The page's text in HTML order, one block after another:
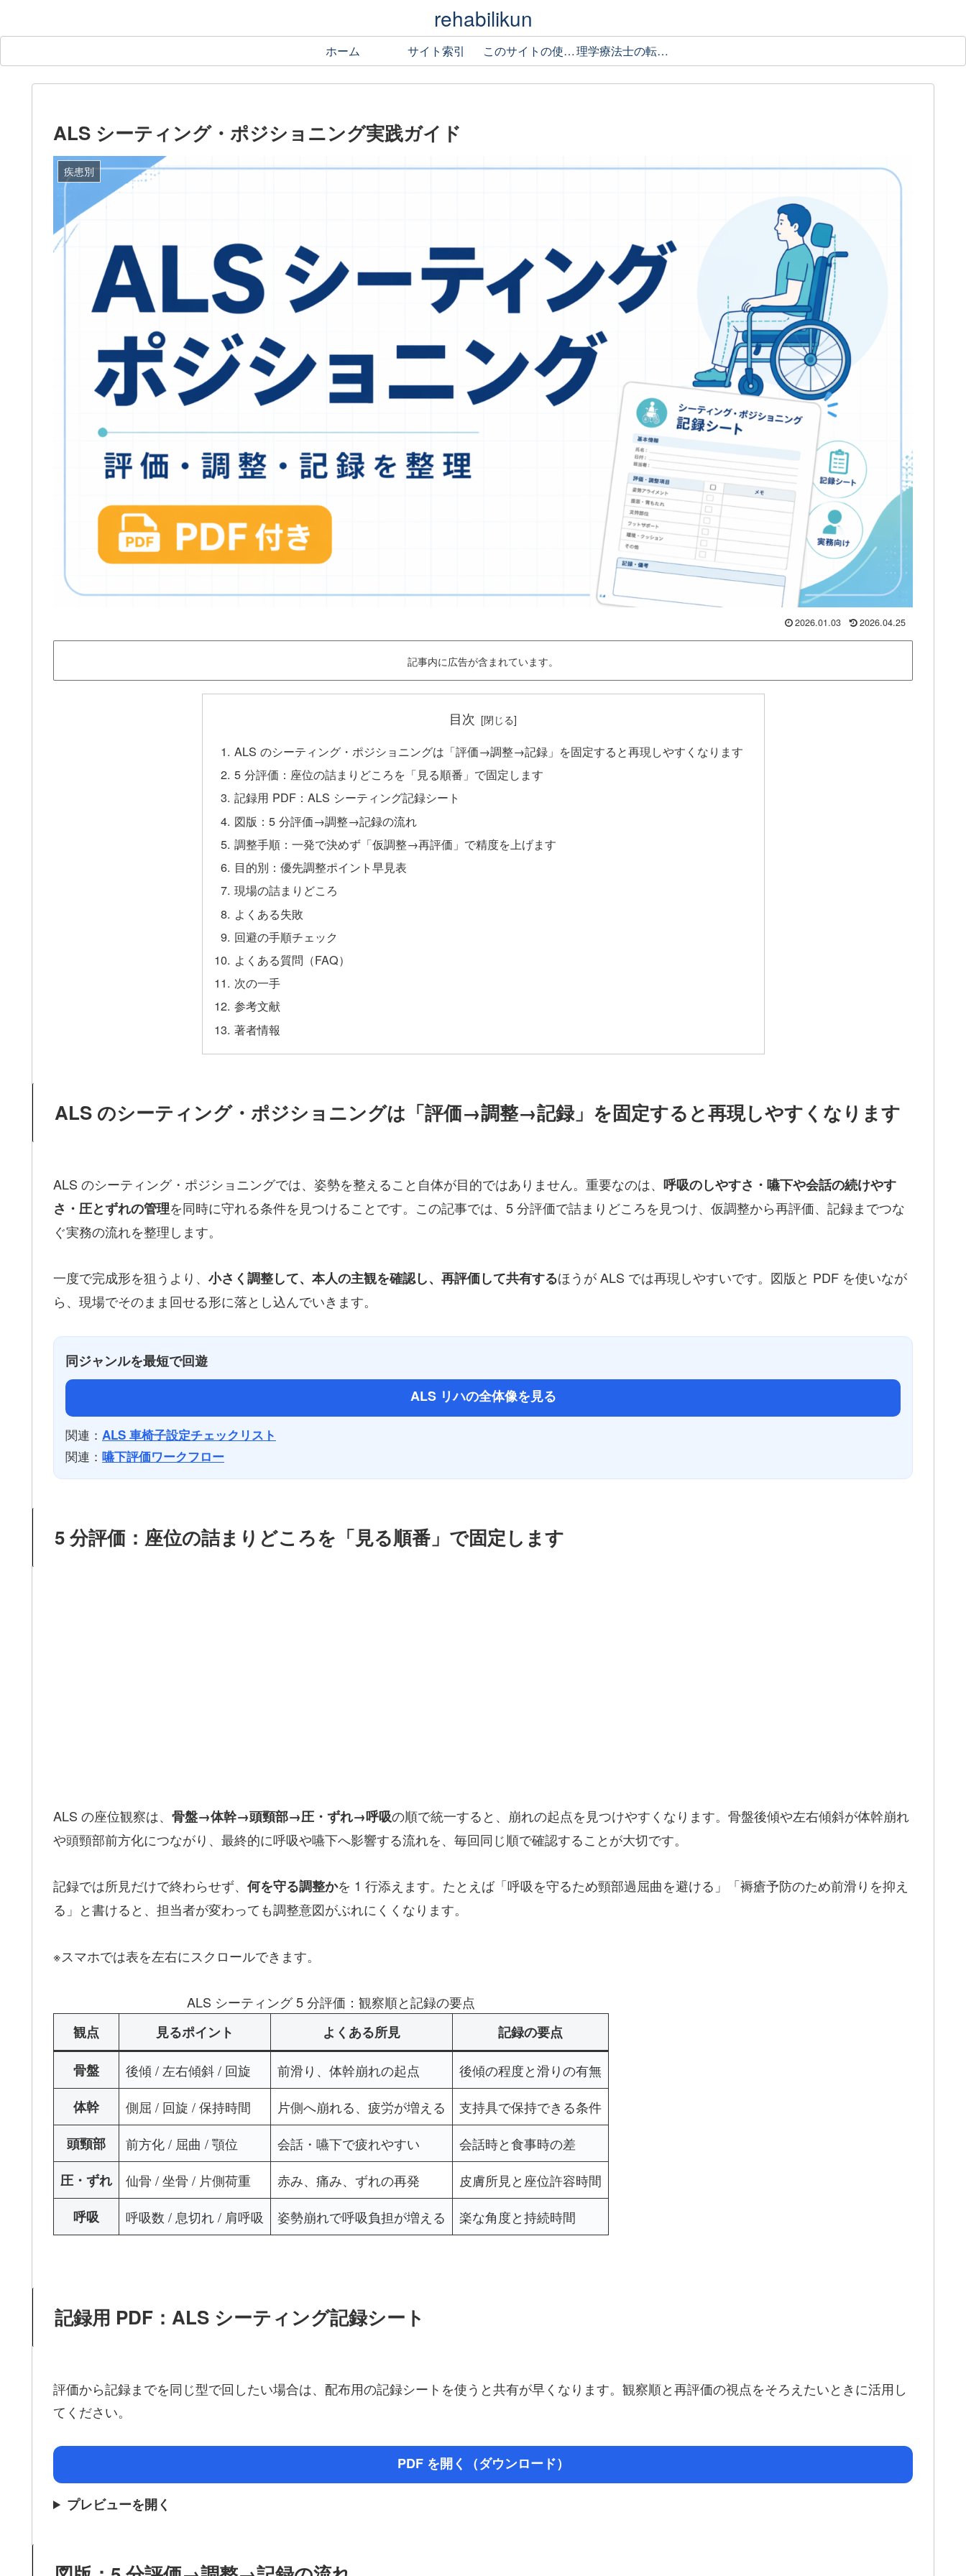
rehabilikun
ホーム サイト索引 このサイトの使い方 理学療法士の転職ガイド
ALS シーティング・ポジショニング実践ガイド
疾患別
2026.01.03 2026.04.25
記事内に広告が含まれています。
目次
ALS のシーティング・ポジショニングは「評価→調整→記録」を固定すると再現しやすくなります
5 分評価：座位の詰まりどころを「見る順番」で固定します
記録用 PDF：ALS シーティング記録シート
図版：5 分評価→調整→記録の流れ
調整手順：一発で決めず「仮調整→再評価」で精度を上げます
目的別：優先調整ポイント早見表
現場の詰まりどころ
よくある失敗
回避の手順チェック
よくある質問（FAQ）
次の一手
参考文献
著者情報
ALS のシーティング・ポジショニングは「評価→調整→記録」を固定すると再現しやすくなります
ALS のシーティング・ポジショニングでは、姿勢を整えること自体が目的ではありません。重要なのは、 呼吸のしやすさ・嚥下や会話の続けやす
さ・圧とずれの管理を同時に守れる条件を見つけることです。この記事では、5 分評価で詰まりどころを見つけ、仮調整から再評価、記録までつな
ぐ実務の流れを整理します。
一度で完成形を狙うより、 小さく調整して、本人の主観を確認し、再評価して共有するほうが ALS では再現しやすいです。図版と PDF を使いなが
ら、現場でそのまま回せる形に落とし込んでいきます。
同ジャンルを最短で回遊
ALS リハの全体像を見る
関連： ALS 車椅子設定チェックリスト
関連： 嚥下評価ワークフロー
5 分評価：座位の詰まりどころを「見る順番」で固定します
ALS の座位観察は、 骨盤→体幹→頭頸部→圧・ずれ→呼吸の順で統一すると、崩れの起点を見つけやすくなります。骨盤後傾や左右傾斜が体幹崩れ
や頭頸部前方化につながり、最終的に呼吸や嚥下へ影響する流れを、毎回同じ順で確認することが大切です。
記録では所見だけで終わらせず、 何を守る調整かを 1 行添えます。たとえば「呼吸を守るため頸部過屈曲を避ける」「褥瘡予防のため前滑りを抑え
る」と書けると、担当者が変わっても調整意図がぶれにくくなります。
※スマホでは表を左右にスクロールできます。
ALS シーティング 5 分評価：観察順と記録の要点
観点
見るポイント よくある所見 記録の要点
骨盤 後傾 / 左右傾斜 / 回旋 前滑り、体幹崩れの起点
後傾の程度と滑りの有無
体幹
側屈 / 回旋 / 保持時間 片側へ崩れる、疲労が増える
支持具で保持できる条件
頭頸部
前方化 / 屈曲 / 顎位 会話・嚥下で疲れやすい
会話時と食事時の差
圧・ずれ
仙骨 / 坐骨 / 片側荷重 赤み、痛み、ずれの再発
皮膚所見と座位許容時間
呼吸
呼吸数 / 息切れ / 肩呼吸 姿勢崩れで呼吸負担が増える 楽な角度と持続時間
記録用 PDF：ALS シーティング記録シート
評価から記録までを同じ型で回したい場合は、配布用の記録シートを使うと共有が早くなります。観察順と再評価の視点をそろえたいときに活用し
てください。
PDF を開く（ダウンロード）
プレビューを開く